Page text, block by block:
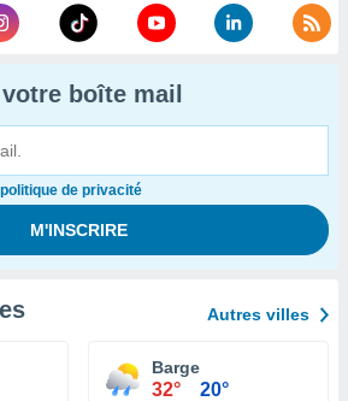
boîte mail
de privacité
Autres villes
Barge
32° 20°